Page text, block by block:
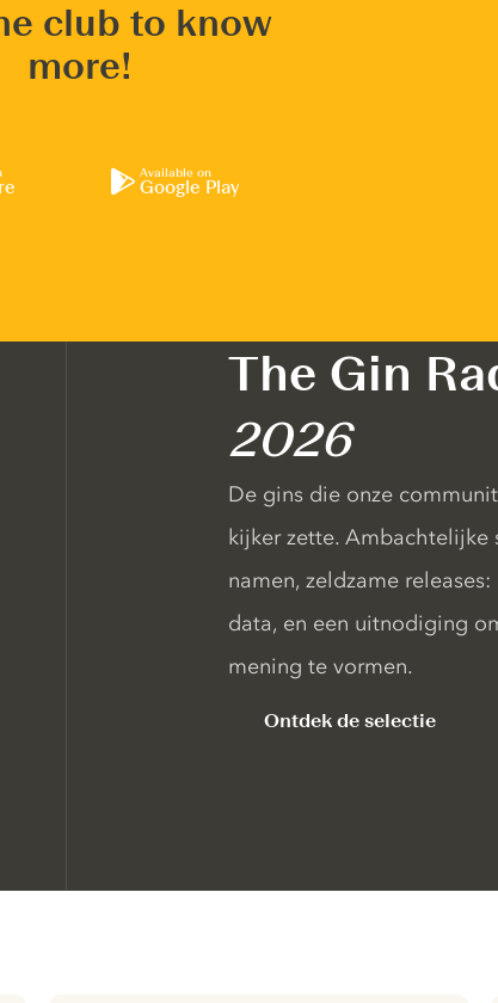
club to know
more!
Available on
Google Play
The Gin
2026
De gins die onze
kijker zette. Ambachtelijke
namen, zeldzame
data, en een uitnodiging
mening te vormen.
Ontdek de selectie